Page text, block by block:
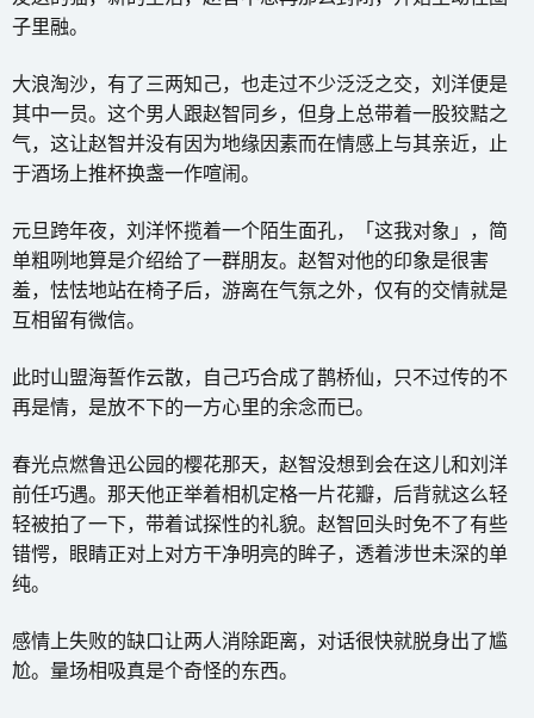
子里融。
大浪淘沙，有了三两知己，也走过不少泛泛之交，刘洋便是
其中一员。这个男人跟赵智同乡，但身上总带着一股狡黠之
气，这让赵智并没有因为地缘因素而在情感上与其亲近，止
于酒场上推杯换盏一作喧闹。
元旦跨年夜，刘洋怀揽着一个陌生面孔，「这我对象」，简
单粗咧地算是介绍给了一群朋友。赵智对他的印象是很害
羞，怯怯地站在椅子后，游离在气氛之外，仅有的交情就是
互相留有微信。
此时山盟海誓作云散，自己巧合成了鹊桥仙，只不过传的不
再是情，是放不下的一方心里的余念而已。
春光点燃鲁迅公园的樱花那天，赵智没想到会在这儿和刘洋
前任巧遇。那天他正举着相机定格一片花瓣，后背就这么轻
轻被拍了一下，带着试探性的礼貌。赵智回头时免不了有些
错愕，眼睛正对上对方干净明亮的眸子，透着涉世未深的单
纯。
感情上失败的缺口让两人消除距离，对话很快就脱身出了尴
尬。量场相吸真是个奇怪的东西。